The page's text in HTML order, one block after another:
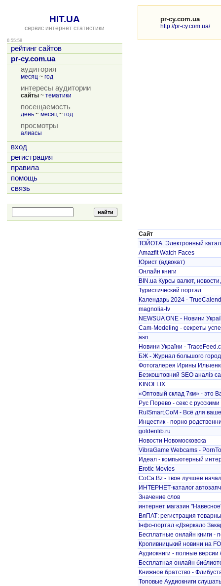
HIT.UA
сервис интернет статистики
6:55:58
рейтинг сайтов
pr-cy.com.ua
аудитория
месяц ~ год
интересы аудитории
сайты ~ тематики
посещаемость
день ~ месяц ~ год
просмотры
алиасы
вход
регистрация
правила
помощь
связь
pr-cy.com.ua
http://pr-cy.com.ua/
Сайт
ТОЙОТА. Электронный
Amazfit Watch Faces
Юрист (адвокат)
Онлайн книги
BIN.ua Курсы валют,
Туристический портал
Календарь 2024 -
magnolia-tv
NEWSUA ONE - Новини
Cam-Modeling - секреты
asn
Новини України -
БЖ - Журнал большого
Фотогалерея Ирины
Безкоштовний SEO аналіз
KINOFLIX
«Оптовый склад 7км» - это
Рус Порево - секс с
RulSmart.CoM - Всё для
Инцестик - порно
goldenlib.ru
Новости Новомосковска
VibraGame Webcams -
Идеал - компьютерный
Erotic Movies
CoCa.Bz - твое лучшее
ИНТЕРНЕТ-каталог
Значение слов
интернет магазин
ВяПАТ: регистрация
Інфо-портал «Дзеркало
Бесплатные онлайн книги -
Кропивницький новини на
Аудиокниги - полные версии
Бесплатная онлайн
Книжное братство -
Топовые Аудиокниги